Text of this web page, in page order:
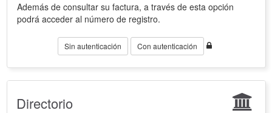
Además de consultar su factura, a través de esta opción
podrá acceder al número de registro.
Sin autenticación Con autenticación
Directorio